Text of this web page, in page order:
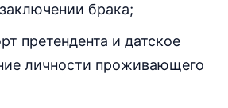
брака;
претендента и датское
личности проживающего